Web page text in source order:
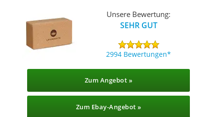
Unsere Bewertung:
SEHR GUT
2994 Bewertungen
Zum Angebot »
Zum Ebay-Angebot »